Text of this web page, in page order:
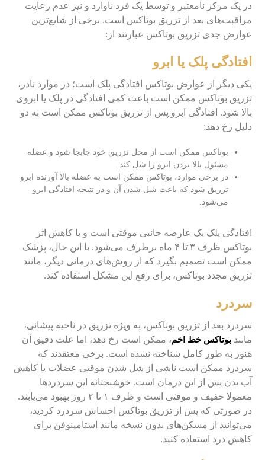
در یک مرکز نامعتبر و توسط یک فرد ناوارد و نیز عدم رعایت
مراقبت‌های بعد از تزریق بوتاکس است. برخی از شایع‌ترین
عوارض جدی تزریق بوتاکس عبارتند از:
افتادگی پلک یا ابرو
یکی دیگر از عوارض بوتاکس افتادگی پلک است؛ در موارد نادر،
تزریق بوتاکس ممکن است باعث کمی افتادگی در پلک یا ابروی
بالا شود. افتادگی ابرو پس از تزریق بوتاکس ممکن است به دو
دلیل رخ دهد:
بوتاکس ممکن است از محل تزریق خود جابجا شود و عضله
مسئول بالا بردن ابرو را شل کند.
در برخی موارد، بوتاکس ممکن است به عضله بالا آورنده ابرو
تزریق شود که باعث شل شدن آن و در نتیجه افتادگی ابرو
می‌شود.
افتادگی پلک یک عارضه جانبی موقتی است و با کاهش اثر
بوتاکس ظرف ۳ تا ۴ ماه برطرف می‌شود. با این حال، پزشک
ممکن است تصمیم بگیرد که از روش‌های درمانی دیگر، مانند
تزریق مجدد بوتاکس، برای رفع این مشکل استفاده کند.
سردرد
سردرد بعد از تزریق بوتاکس، به ویژه تزریق در ناحیه پیشانی،
مانندبوتاکس خط اخم، ممکن است رخ دهد، اما علت دقیق آن
هنوز به طور کامل شناخته نشده است. برخی معتقدند که
سردرد ممکن است ناشی از شل شدن موقتی عضلات یا کاهش
آب بدن پس از این درمان است. خوشبختانه این سردرد‌ها
معمولا خفیف و موقتی است و ظرف ۱ تا ۲ روز بهبود می‌یابند.
در صورتی که پس از تزریق بوتاکس احساس سردرد کردید،
می‌توانید از مسکن‌های بدون نسخه مانند استامینوفن برای
کاهش درد استفاده کنید.